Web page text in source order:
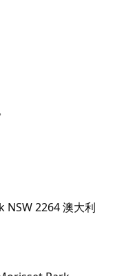
如果您愿意，也
的海湾抛锚，或
，海鸟翱翔，湖
的麦夸里湖包船
船吧！
择的目的地，或者
身心，尽情享受
2264 澳大利